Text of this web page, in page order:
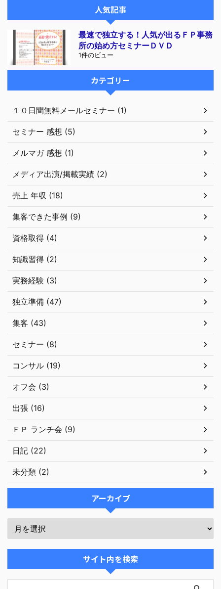
人気記事
最速で独立する！人気が出るＦＰ事務
所の始め方セミナーＤＶＤ
1件のビュー
カテゴリー
１０日間無料メールセミナー (1)
セミナー 感想 (5)
メルマガ 感想 (1)
メディア出演/掲載実績 (2)
売上 年収 (18)
集客できた事例 (9)
資格取得 (4)
知識習得 (2)
実務経験 (3)
独立準備 (47)
集客 (43)
セミナー (8)
コンサル (19)
オフ会 (3)
出張 (16)
ＦＰ ランチ会 (9)
日記 (22)
未分類 (2)
アーカイブ
サイト内を検索